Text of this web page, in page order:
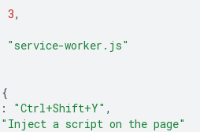
3,
"service-worker.js"
{
: "Ctrl+Shift+Y" ,
"Inject a script on the page"